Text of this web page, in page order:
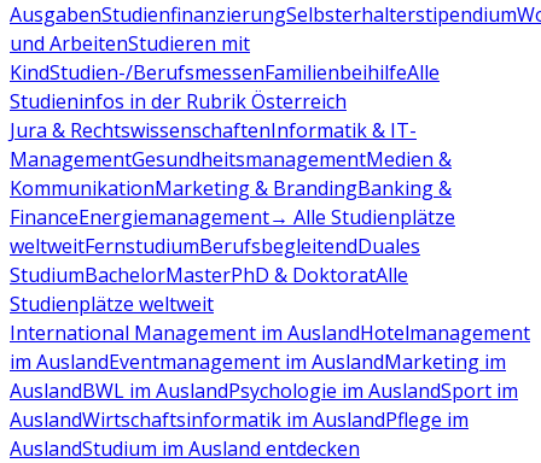
AusgabenStudienfinanzierungSelbsterhalterstipendium
und ArbeitenStudieren mit
KindStudien-/BerufsmessenFamilienbeihilfeAlle
Studieninfos in der Rubrik Österreich
Jura & RechtswissenschaftenInformatik & IT-
ManagementGesundheitsmanagementMedien &
KommunikationMarketing & BrandingBanking &
FinanceEnergiemanagement→ Alle Studienplätze
weltweitFernstudiumBerufsbegleitendDuales
StudiumBachelorMasterPhD & DoktoratAlle
Studienplätze weltweit
International Management im AuslandHotelmanagement
im AuslandEventmanagement im AuslandMarketing im
AuslandBWL im AuslandPsychologie im AuslandSport im
AuslandWirtschaftsinformatik im AuslandPflege im
AuslandStudium im Ausland entdecken